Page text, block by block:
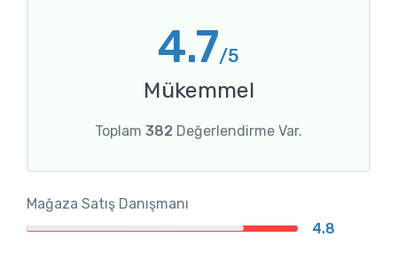
4.7/5
Mükemmel
Toplam 382 Değerlendirme Var.
Mağaza Satış Danışmanı
4.8